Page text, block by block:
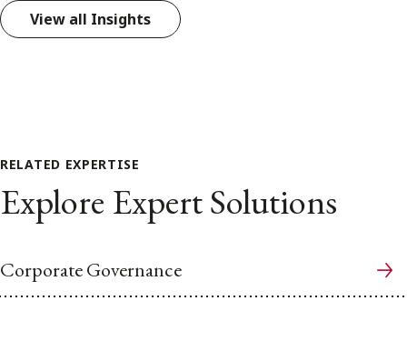
View all Insights
RELATED EXPERTISE
Explore Expert Solutions
Corporate Governance